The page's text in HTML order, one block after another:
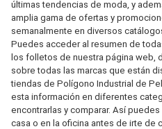
últimas tendencias de moda, y
amplia gama de ofertas y
semanalmente en diversos
Puedes acceder al resumen de
los folletos de nuestra página web,
sobre todas las marcas que están
tiendas de Polígono Industrial de
esta información en diferentes
encontrarlas y comparar. Así
casa o en la oficina antes de irte de